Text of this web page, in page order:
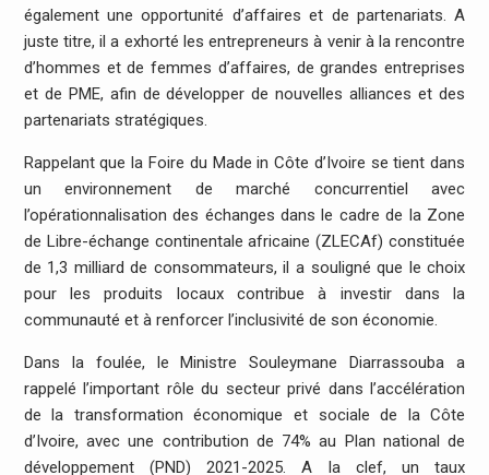
également une opportunité d’affaires et de partenariats. A
juste titre, il a exhorté les entrepreneurs à venir à la rencontre
d’hommes et de femmes d’affaires, de grandes entreprises
et de PME, afin de développer de nouvelles alliances et des
partenariats stratégiques.
Rappelant que la Foire du Made in Côte d’Ivoire se tient dans
un environnement de marché concurrentiel avec
l’opérationnalisation des échanges dans le cadre de la Zone
de Libre-échange continentale africaine (ZLECAf) constituée
de 1,3 milliard de consommateurs, il a souligné que le choix
pour les produits locaux contribue à investir dans la
communauté et à renforcer l’inclusivité de son économie.
Dans la foulée, le Ministre Souleymane Diarrassouba a
rappelé l’important rôle du secteur privé dans l’accélération
de la transformation économique et sociale de la Côte
d’Ivoire, avec une contribution de 74% au Plan national de
développement (PND) 2021-2025. A la clef, un taux